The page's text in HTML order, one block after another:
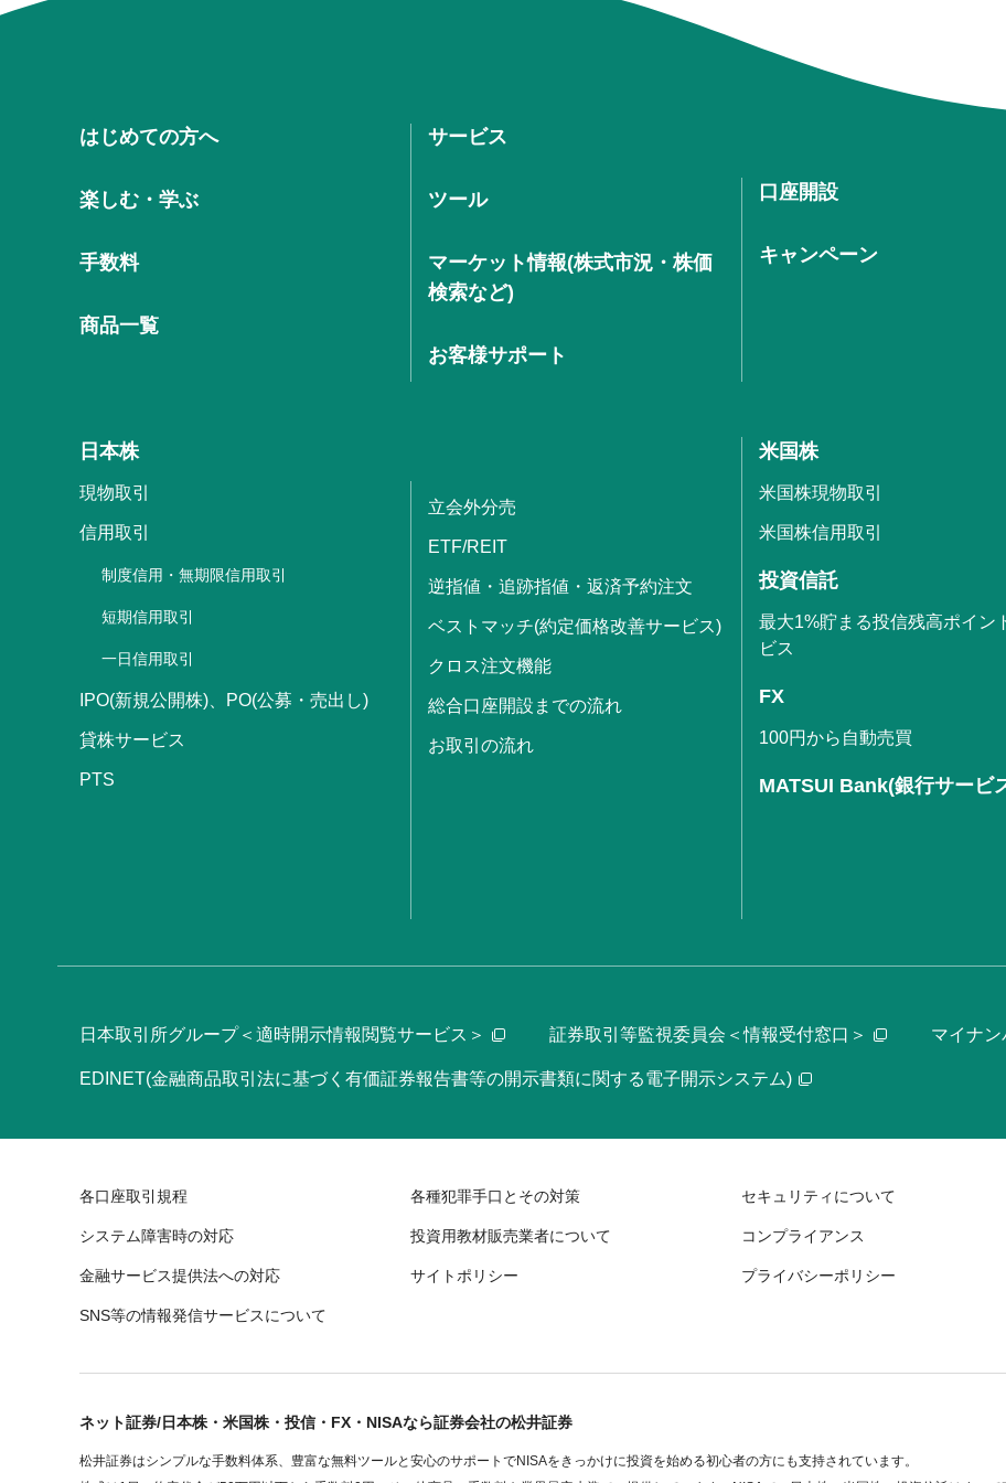
はじめての方へ
楽しむ・学ぶ
手数料
商品一覧
サービス
ツール
マーケット情報(株式市況・株価
検索など)
お客様サポート
口座開設
キャンペーン
日本株
現物取引
信用取引
制度信用・無期限信用取引
短期信用取引
一日信用取引
IPO(新規公開株)、PO(公募・売出し)
貸株サービス
PTS
立会外分売
ETF/REIT
逆指値・追跡指値・返済予約注文
ベストマッチ(約定価格改善サービス)
クロス注文機能
総合口座開設までの流れ
お取引の流れ
米国株
米国株現物取引
米国株信用取引
投資信託
最大1%貯まる投信残高ポイン
ビス
FX
100円から自動売買
MATSUI Bank(銀行サービ
日本取引所グループ＜適時開示情報閲覧サービス＞ 証券取引等監視委員会＜情報受付窓口＞ マイナ
EDINET(金融商品取引法に基づく有価証券報告書等の開示書類に関する電子開示システム)
各口座取引規程 各種犯罪手口とその対策 セキュリティについて
システム障害時の対応 投資用教材販売業者について コンプライアンス
金融サービス提供法への対応 サイトポリシー プライバシーポリシー
SNS等の情報発信サービスについて
ネット証券/日本株・米国株・投信・FX・NISAなら証券会社の松井証券
松井証券はシンプルな手数料体系、豊富な無料ツールと安心のサポートでNISAをきっかけに投資を始める初心者の方にも支持されています。